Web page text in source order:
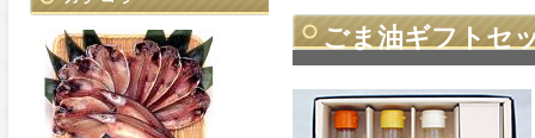
ごま油ギフトセ